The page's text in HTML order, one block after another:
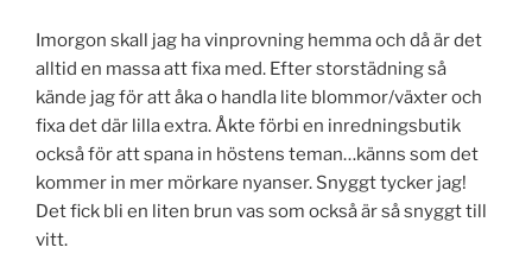
Imorgon skall jag ha vinprovning hemma och då är det
alltid en massa att fixa med. Efter storstädning så
kände jag för att åka o handla lite blommor/växter och
fixa det där lilla extra. Åkte förbi en inredningsbutik
också för att spana in höstens teman…känns som det
kommer in mer mörkare nyanser. Snyggt tycker jag!
Det fick bli en liten brun vas som också är så snyggt till
vitt.